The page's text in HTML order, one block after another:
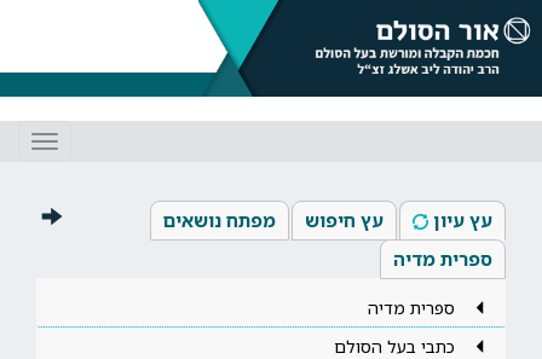
עץ עיון עץ חיפוש
מפתח נושאים
ספרית מדיה
ספרית מדיה
כתבי בעל הסולם